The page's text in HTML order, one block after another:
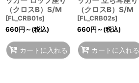
（クロスB）S/M
[FL_CRB01s]
660円～(税込)
カートに入れる
（クロスB）S/M
[FL_CRB02s]
660円～(税込)
カートに入れる